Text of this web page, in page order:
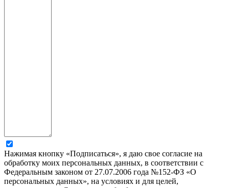
Нажимая кнопку «Подписаться», я даю свое согласие на
обработку моих персональных данных, в соответствии с
Федеральным законом от 27.07.2006 года №152-ФЗ «О
персональных данных», на условиях и для целей,